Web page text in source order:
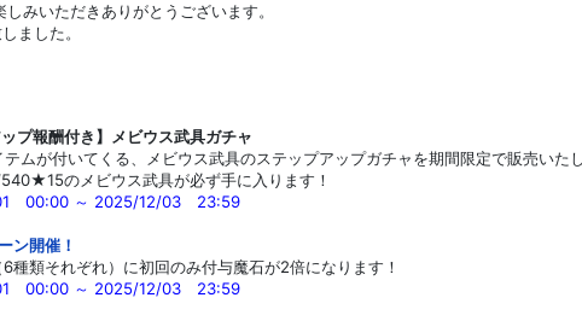
みいただきありがとうございます。
ました。
プ報酬付き】メビウス武具ガチャ
ムが付いてくる、メビウス武具のステップアップガチャを期間限定で販売いた
のメビウス武具が必ず手に入ります！
00:00 ～ 2025/12/03 23:59
ン開催！
種類それぞれ）に初回のみ付与魔石が2倍になります！
00:00 ～ 2025/12/03 23:59